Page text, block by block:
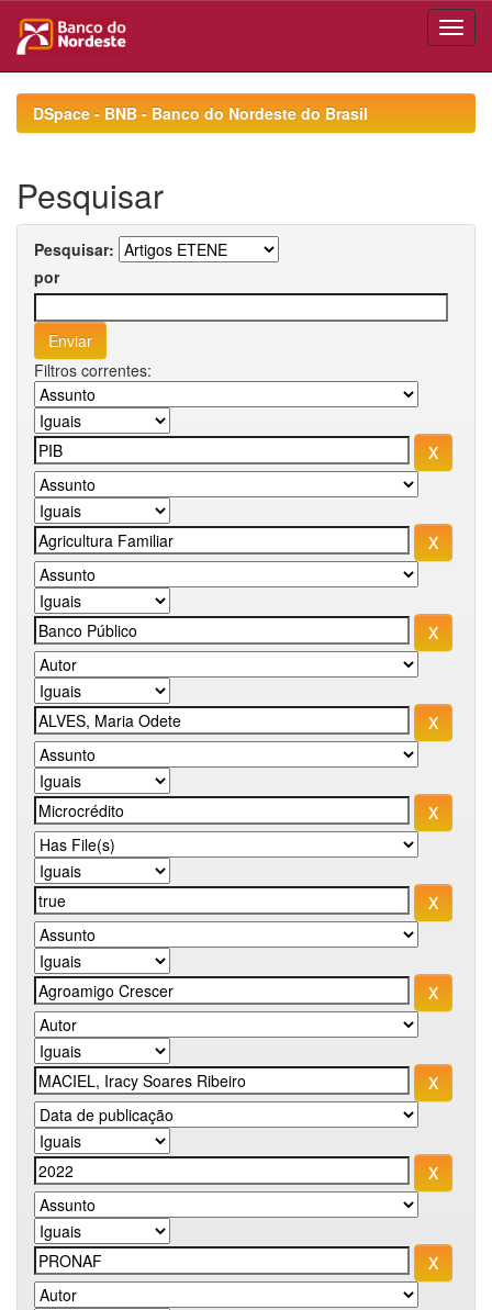
navigationDSpace - BNB - Banco do Nordeste do Brasil
Pesquisar
Pesquisar:
por
Filtros correntes: